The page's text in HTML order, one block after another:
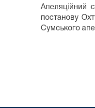
Апеляційний
постанову
Сумського